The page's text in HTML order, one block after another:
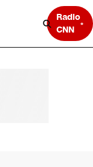
Radio
CNN